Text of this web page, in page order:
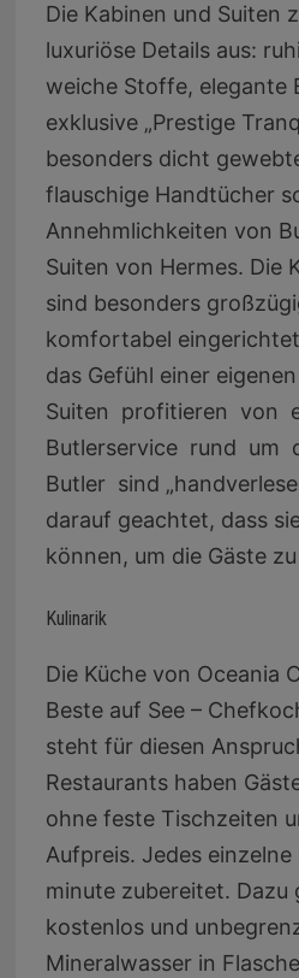
Die Kabinen und Suiten
luxuriöse Details aus:
weiche Stoffe, elegante
exklusive „Prestige
besonders dicht
flauschige Handtücher
Annehmlichkeiten von
Suiten von Hermes. Die
sind besonders
komfortabel
das Gefühl einer
Suiten profitieren von
Butlerservice rund um
Butler sind
darauf geachtet, dass
können, um die Gäste
Kulinarik
Die Küche von Oceania
Beste auf See –
steht für diesen
Restaurants haben
ohne feste Tischzeiten
Aufpreis. Jedes
minute zubereitet. Dazu
kostenlos und
Mineralwasser in